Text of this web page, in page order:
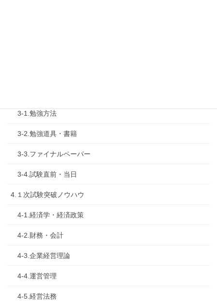
3-1.勉強方法
3-2.勉強道具・書籍
3-3.ファイナルペーパー
3-4.試験直前・当日
4.１次試験突破ノウハウ
4-1.経済学・経済政策
4-2.財務・会計
4-3.企業経営理論
4-4.運営管理
4-5.経営法務